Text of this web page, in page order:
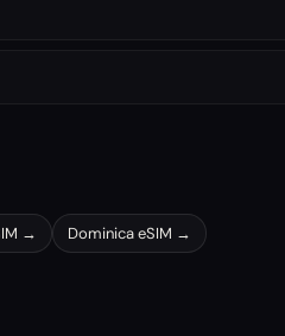
→ DominicaeSIM →